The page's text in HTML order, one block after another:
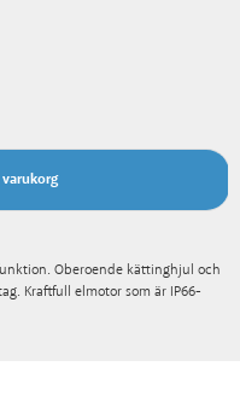
varukorg
Oberoende kättinghjul och
Kraftfull elmotor som är IP66-